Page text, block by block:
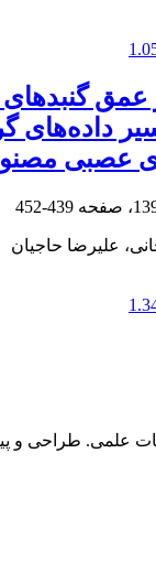
گنبدهای
داده‌های
عصبی
439-452
علیرضا حاجیان
علمی. طراحی و